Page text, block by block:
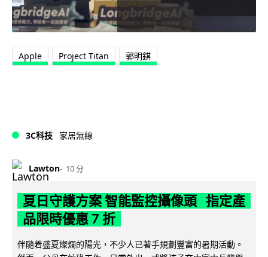
Apple Project Titan 郭明錤
3C科技 家居無線
Lawton 10 分
夏日守護方案 智能監控攝像頭 指定產
品限時優惠 7 折
伴隨着盛夏燦爛的陽光，不少人已著手規劃豐富的暑期活動。